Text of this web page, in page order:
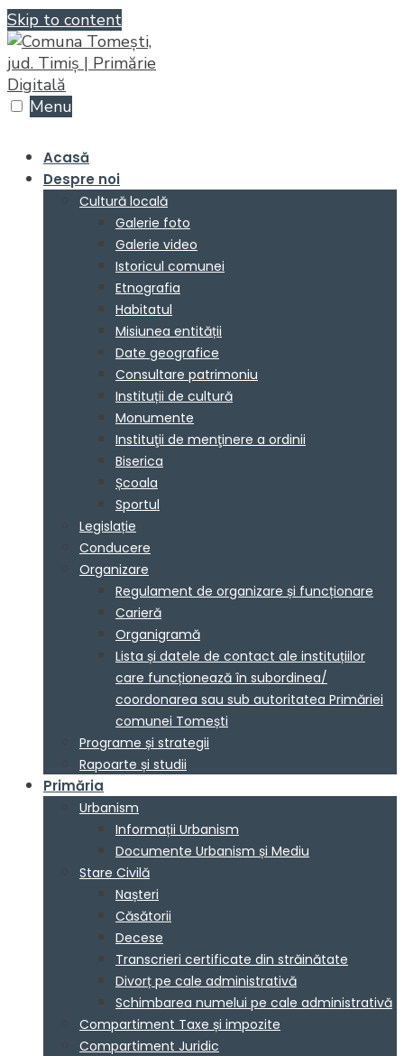
Skip to content
Menu
Acasă
Despre noi
Cultură locală
Galerie foto
Galerie video
Istoricul comunei
Etnografia
Habitatul
Misiunea entității
Date geografice
Consultare patrimoniu
Instituții de cultură
Monumente
Instituţii de menţinere a ordinii
Biserica
Școala
Sportul
Legislație
Conducere
Organizare
Regulament de organizare și funcționare
Carieră
Organigramă
Lista și datele de contact ale instituțiilor
care funcționează în subordinea/
coordonarea sau sub autoritatea Primăriei
comunei Tomești
Programe și strategii
Rapoarte și studii
Primăria
Urbanism
Informații Urbanism
Documente Urbanism și Mediu
Stare Civilă
Nașteri
Căsătorii
Decese
Transcrieri certificate din străinătate
Divorț pe cale administrativă
Schimbarea numelui pe cale administrativă
Compartiment Taxe și impozite
Compartiment Juridic